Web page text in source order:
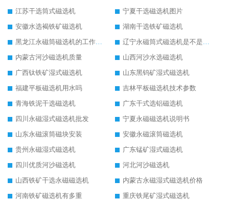
江苏干选筒式磁选机
宁夏干选磁选机图片
安徽水选褐铁矿磁选机
湖南干选铁矿磁选机
内蒙古河沙磁选机质量
山西河沙水选磁选机
广西钛铁矿湿式磁选机
山东黑钨矿湿式磁选机
福建平板磁选机用水吗
吉林平板磁选机技术参数
青海铁泥干选磁选机
广东干式选铝磁选机
四川永磁湿式磁选机批发
宁夏永磁磁选机说明书
山东永磁滚筒磁块安装
安徽永磁滚筒磁选机
贵州永磁湿式磁选机
广东锰矿湿式磁选机
四川优质河沙磁选机
河北河沙磁选机
山西铁矿干选永磁磁选机
内蒙古永磁湿式磁选机价格
河南铁矿磁选机有多重
重庆铁尾矿湿式磁选机